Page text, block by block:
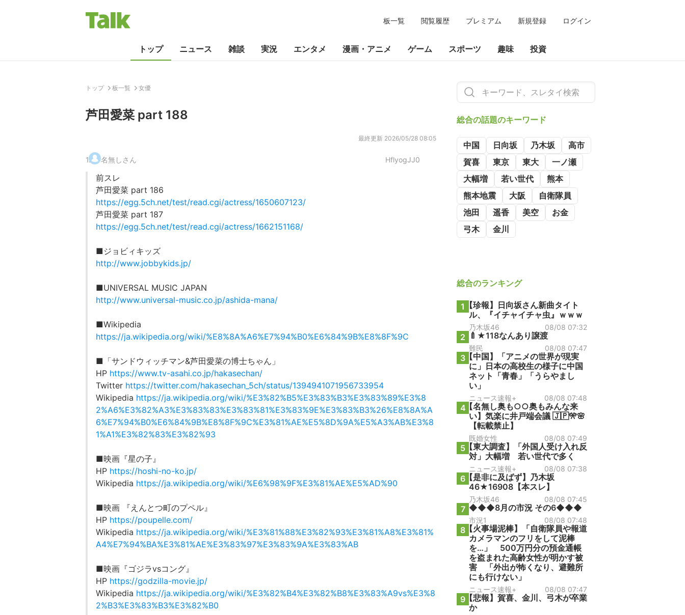
板一覧 閲覧履歴 プレミアム 新規登録 ログイン
トップ ニュース 雑談 実況 エンタメ 漫画・アニメ ゲーム スポーツ 趣味 投資
トップ 板一覧 女優
芦田愛菜 part 188
最終更新 2026/05/28 08:05
1. 名無しさん HflyogJJ0
前スレ
芦田愛菜 part 186
https://egg.5ch.net/test/read.cgi/actress/1650607123/
芦田愛菜 part 187
https://egg.5ch.net/test/read.cgi/actress/1662151168/
■ジョビィキッズ
http://www.jobbykids.jp/
■UNIVERSAL MUSIC JAPAN
http://www.universal-music.co.jp/ashida-mana/
■Wikipedia
https://ja.wikipedia.org/wiki/%E8%8A%A6%E7%94%B0%E6%84%9B%E8%8F%9C
■「サンドウィッチマン&芦田愛菜の博士ちゃん」
HP https://www.tv-asahi.co.jp/hakasechan/
Twitter https://twitter.com/hakasechan_5ch/status/1394941071956733954
Wikipedia https://ja.wikipedia.org/wiki/%E3%82%B5%E3%83%B3%E3%83%89%E3%8
2%A6%E3%82%A3%E3%83%83%E3%83%81%E3%83%9E%E3%83%B3%26%E8%8A%A
6%E7%94%B0%E6%84%9B%E8%8F%9C%E3%81%AE%E5%8D%9A%E5%A3%AB%E3%8
1%A1%E3%82%83%E3%82%93
■映画『星の子』
HP https://hoshi-no-ko.jp/
Wikipedia https://ja.wikipedia.org/wiki/%E6%98%9F%E3%81%AE%E5%AD%90
■映画 『えんとつ町のプペル』
HP https://poupelle.com/
Wikipedia https://ja.wikipedia.org/wiki/%E3%81%88%E3%82%93%E3%81%A8%E3%81%
A4%E7%94%BA%E3%81%AE%E3%83%97%E3%83%9A%E3%83%AB
■映画『ゴジラvsコング』
HP https://godzilla-movie.jp/
Wikipedia https://ja.wikipedia.org/wiki/%E3%82%B4%E3%82%B8%E3%83%A9vs%E3%8
2%B3%E3%83%B3%E3%82%B0
総合の話題のキーワード
中国 日向坂 乃木坂
高市
賀喜
東京 東大
一ノ瀬
大幅増
若い世代
熊本
熊本地震
大阪
自衛隊員
池田
遥香 美空
お金
弓木
金川
総合のランキング
1 【珍報】日向坂さん新曲タイト
ル、『イチャイチャ虫』ｗｗｗ
乃木坂46 08/08 07:32
2 🍼★118なんあり譲渡
難民 08/08 07:47
3【中国】「アニメの世界が現実
に」日本の高校生の様子に中国
ネット「青春」「うらやまし
い」
ニュース速報+ 08/08 07:48
4【名無し奥も○○奥もみんな来
い】気楽に井戸端会議 🇯🇵🎌🌸
【転載禁止】
既婚女性 08/08 07:49
5【東大調査】「外国人受け入れ反
対」大幅増 若い世代で多く
ニュース速報+ 08/08 07:38
6【是非に及ばず】乃木坂
46★16908【本スレ】
乃木坂46 08/08 07:45
7 ◆◆◆8月の市況 その6◆◆◆
市況1 08/08 07:48
8【火事場泥棒】「自衛隊員や報道
カメラマンのフリをして泥棒
を…」 500万円分の預金通帳
を盗まれた高齢女性が明かす被
害 「外出が怖くなり、避難所
にも行けない」
ニュース速報+ 08/08 07:47
9【悲報】賀喜、金川、弓木が卒業
か